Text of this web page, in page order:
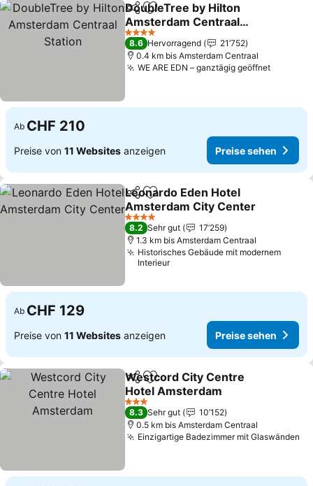
TeilenZu Favoriten hinzufügen
DoubleTree by Hilton
Amsterdam Centraal
Station
Preise sehen
4 Sterne
8.6 Hervorragend
21’752
0.4 km bis Amsterdam Centraal
WE ARE EDN – ganztägig geöffnetPreise
Ab CHF 210
Preise von 11 Websites anzeigen Preise sehen
TeilenZu Favoriten hinzufügen
Leonardo Eden Hotel
Amsterdam City Center
Preise sehen
4 Sterne
8.2 Sehr gut
17’259
1.3 km bis Amsterdam Centraal
Historisches Gebäude mit modernem
Interieur
Ab CHF 129
Preise von 11 Websites anzeigen Preise sehen
TeilenZu Favoriten hinzufügen
Westcord City Centre
Hotel Amsterdam
Preise sehen
3 Sterne
8.3 Sehr gut
10’152
0.5 km bis Amsterdam Centraal
Einzigartige Badezimmer mit Glaswänden